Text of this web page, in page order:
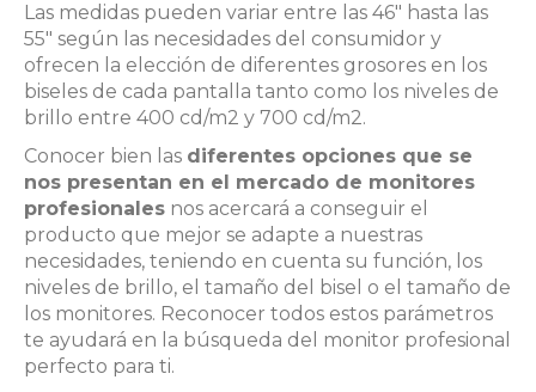
Las medidas pueden variar entre las 46″ hasta las
55″ según las necesidades del consumidor y
ofrecen la elección de diferentes grosores en los
biseles de cada pantalla tanto como los niveles de
brillo entre 400 cd/m2 y 700 cd/m2.
Conocer bien las diferentes opciones que se
nos presentan en el mercado de monitores
profesionales nos acercará a conseguir el
producto que mejor se adapte a nuestras
necesidades, teniendo en cuenta su función, los
niveles de brillo, el tamaño del bisel o el tamaño de
los monitores. Reconocer todos estos parámetros
te ayudará en la búsqueda del monitor profesional
perfecto para ti.